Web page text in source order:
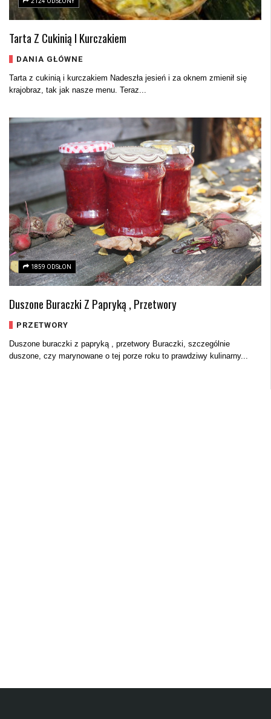
Tarta Z Cukinią I Kurczakiem
DANIA GŁÓWNE
Tarta z cukinią i kurczakiem Nadeszła jesień i za oknem zmienił się
krajobraz, tak jak nasze menu. Teraz...
1859 ODSŁON
Duszone Buraczki Z Papryką , Przetwory
PRZETWORY
Duszone buraczki z papryką , przetwory Buraczki, szczególnie
duszone, czy marynowane o tej porze roku to prawdziwy kulinarny...